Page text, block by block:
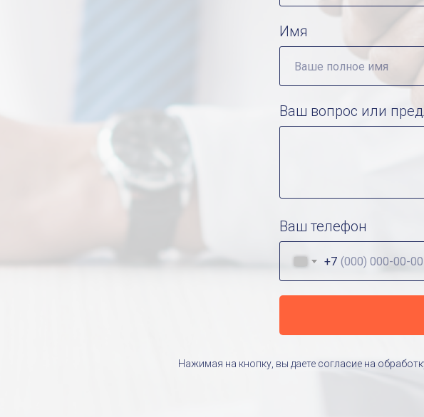
Имя
Ваш вопрос или
Ваш телефон
+7
Нажимая на кнопку, вы даете согласие на